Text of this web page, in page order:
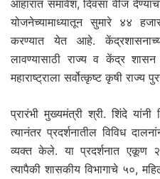
आहारात समावेश, दिवसा वीज
योजनेच्यामाध्यातून सुमारे ४४
करण्यात येत आहे.
लावण्यासाठी राज्य व केंद्र
महाराष्ट्राला सर्वोत्कृष्ट कृषी राज्य
प्रारंभी मुख्यमंत्री श्री. शिंदे
त्यानंतर प्रदर्शनातील विविध
व्यक्त केले. या प्रदर्शनात एकूण
त्यापैकी शासकीय विभागाचे ५०,